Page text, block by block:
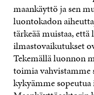
maankäyttö ja sen
luontokadon
tärkeää muistaa,
ilmastovaikutukset
Tekemällä luonnon
toimia vahvistamme
kykyämme